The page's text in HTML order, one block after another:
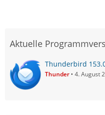
Aktuelle
Thunderbird
Thunder 4. August